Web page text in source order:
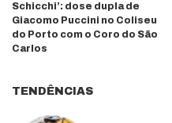
Schicchi’: dose dupla de
Giacomo Puccini no Coliseu
do Porto com o Coro do São
Carlos
TENDÊNCIAS